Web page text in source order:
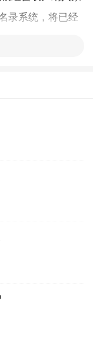
录系统，将已经
、管理先进、效
划》，开展农民
作社建设， 集中
有机衔接。小农
的基本面，工作
和扶持小农户，
基本经营制度的
介小农户与现代